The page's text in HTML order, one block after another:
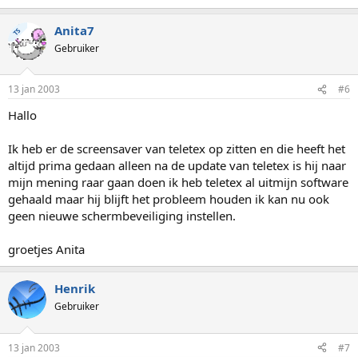
TS Anita7
Gebruiker
13 jan 2003 #6
Hallo
Ik heb er de screensaver van teletex op zitten en die heeft het
altijd prima gedaan alleen na de update van teletex is hij naar
mijn mening raar gaan doen ik heb teletex al uitmijn software
gehaald maar hij blijft het probleem houden ik kan nu ook
geen nieuwe schermbeveiliging instellen.
groetjes Anita
Henrik
Gebruiker
13 jan 2003 #7